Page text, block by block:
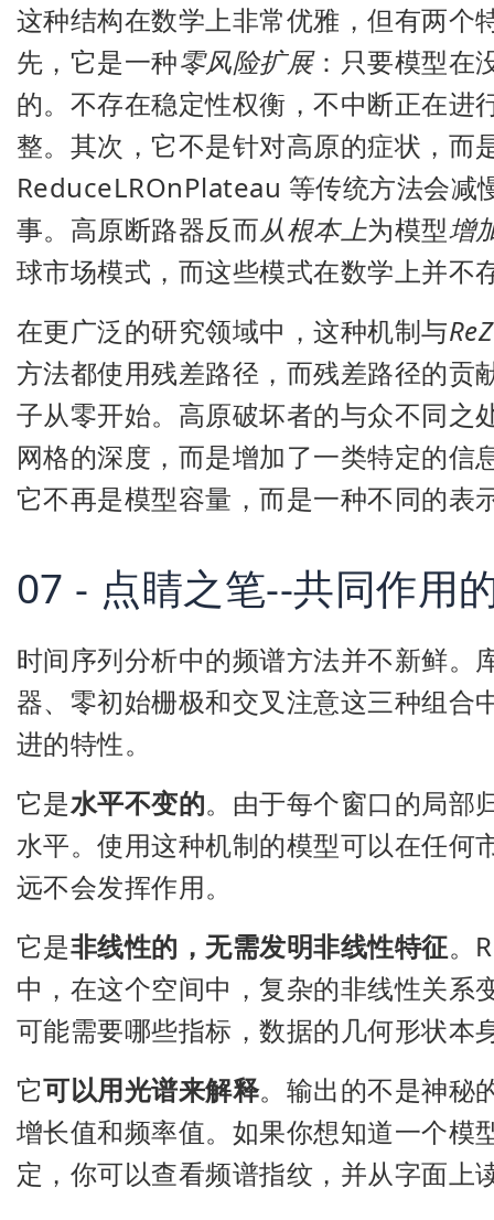
这种结构在数学上非常优雅，但有两个
先，它是一种零风险扩展：只要模型在
的。不存在稳定性权衡，不中断正在进
整。其次，它不是针对高原的症状，而
ReduceLROnPlateau 等传统方法会减
事。高原断路器反而从根本上为模型增
球市场模式，而这些模式在数学上并不
在更广泛的研究领域中，这种机制与
方法都使用残差路径，而残差路径的贡
子从零开始。高原破坏者的与众不同之
网格的深度，而是增加了一类特定的
它不再是模型容量，而是一种不同的表
07 - 点睛之笔--共同作用
时间序列分析中的频谱方法并不新鲜。
器、零初始栅极和交叉注意这三种组合
进的特性。
它是水平不变的。由于每个窗口的局部
水平。使用这种机制的模型可以在任何
远不会发挥作用。
它是非线性的，无需发明非线性特征。
中，在这个空间中，复杂的非线性关系
可能需要哪些指标，数据的几何形状本
它可以用光谱来解释。输出的不是神秘
增长值和频率值。如果你想知道一个模
定，你可以查看频谱指纹，并从字面上